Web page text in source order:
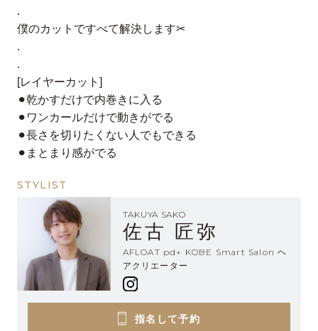
.
僕のカットですべて解決します✂︎
.
.
[レイヤーカット]
⚫︎乾かすだけで内巻きに入る
⚫︎ワンカールだけで動きがでる
⚫︎長さを切りたくない人でもできる
⚫︎まとまり感がでる
STYLIST
TAKUYA SAKO
佐古 匠弥
AFLOAT pd+ KOBE Smart Salon ヘ
アクリエーター
指名して予約